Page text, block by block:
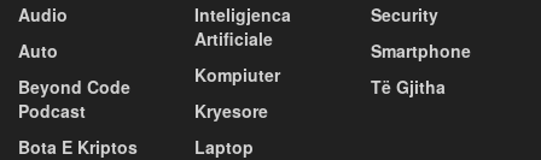
Audio
Auto
Beyond Code
Podcast
Bota E Kriptos
Inteligjenca
Artificiale
Kompiuter
Kryesore
Laptop
Security
Smartphone
Të Gjitha